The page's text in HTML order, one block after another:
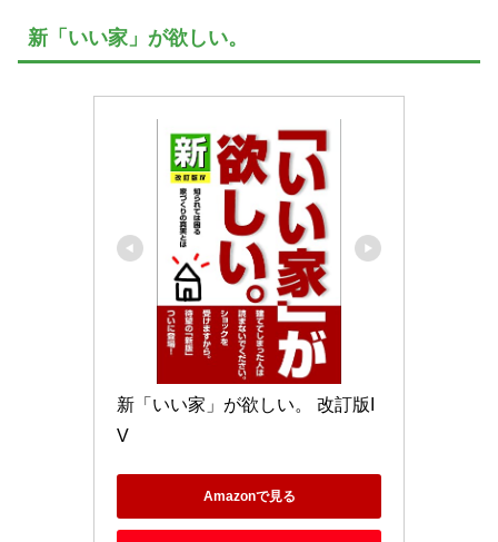
新「いい家」が欲しい。
新「いい家」が欲しい。 改訂版I
V
Amazonで見る